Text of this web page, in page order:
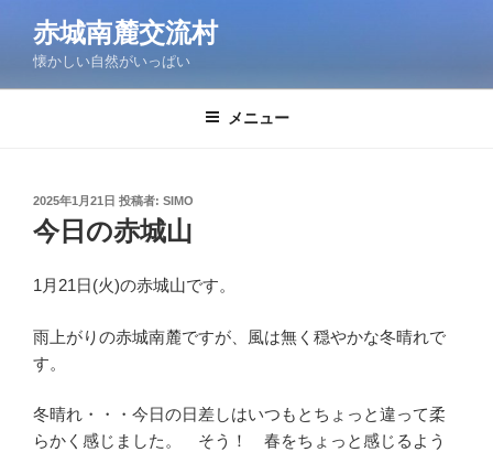
ン
赤城南麓交流村
懐かしい自然がいっぱい
メニュー
投
稿
日:
2025年1月21日 投稿者: SIMO
今日の赤城山
1月21日(火)の赤城山です。
雨上がりの赤城南麓ですが、風は無く穏やかな冬晴れで
す。
冬晴れ・・・今日の日差しはいつもとちょっと違って柔
らかく感じました。 そう！ 春をちょっと感じるよう